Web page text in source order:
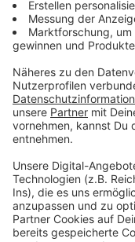
Mehr
Anzeige
Fahrradzählstellen
Task Force zu
Arbeitsunfall
außer Lebensgefahr
Anzeige